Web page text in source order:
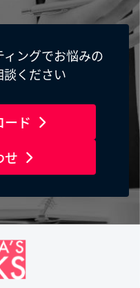
ングでお悩みの
ください
ード
せ